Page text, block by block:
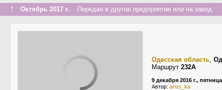
↑ Октябрь 2017 г. Передан в другое предприятие или на завод
Одесская область,
Маршрут 232А
9 декабря 2016 г., пятница
Автор: ariss_ka